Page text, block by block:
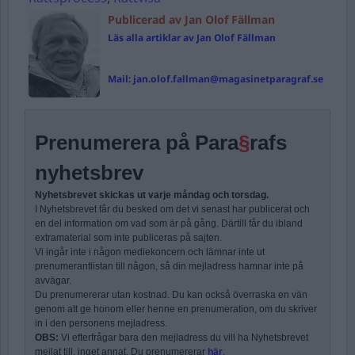
Publicerad av Jan Olof Fällman
Läs alla artiklar av Jan Olof Fällman
Mail: jan.olof.fallman@magasinetparagraf.se
Prenumerera på Para§rafs
nyhetsbrev
Nyhetsbrevet skickas ut varje måndag och torsdag.
I Nyhetsbrevet får du besked om det vi senast har publicerat och
en del information om vad som är på gång. Därtill får du ibland
extramaterial som inte publiceras på sajten.
Vi ingår inte i någon mediekoncern och lämnar inte ut
prenumerantlistan till någon, så din mejladress hamnar inte på
avvägar.
Du prenumererar utan kostnad. Du kan också överraska en vän
genom att ge honom eller henne en prenumeration, om du skriver
in i den personens mejladress.
OBS: Vi efterfrågar bara den mejladress du vill ha Nyhetsbrevet
mejlat till, inget annat. Du prenumererar här